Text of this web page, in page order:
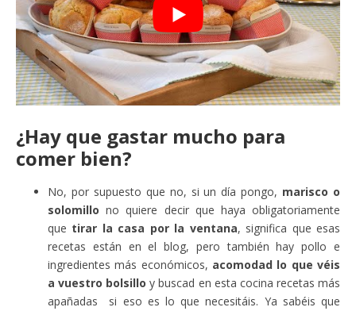
¿Hay que gastar mucho para
comer bien?
No, por supuesto que no, si un día pongo, marisco o
solomillo no quiere decir que haya obligatoriamente
que tirar la casa por la ventana, significa que esas
recetas están en el blog, pero también hay pollo e
ingredientes más económicos, acomodad lo que véis
a vuestro bolsillo y buscad en esta cocina recetas más
apañadas si eso es lo que necesitáis. Ya sabéis que